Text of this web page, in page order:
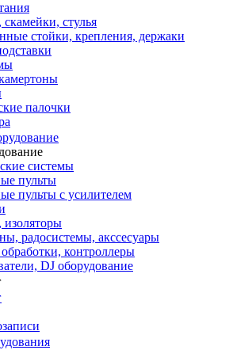
скамейки, стулья
стойки, крепления, держаки
палочки
системы
пульты
пульты с усилителем
радосистемы, акссесуары
контроллеры
DJ оборудование